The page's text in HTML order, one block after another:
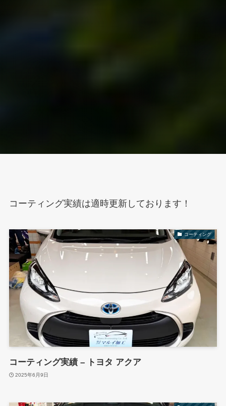
コーティング実績は適時更新しております！
コーティング
コーティング実績 – トヨタ アクア
2025年6月9日